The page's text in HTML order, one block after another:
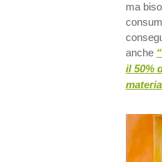
ma
anche
il 50%